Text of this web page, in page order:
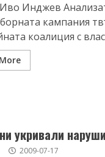
Инджев
кампания
коалиция с
укривали
2009-07-17